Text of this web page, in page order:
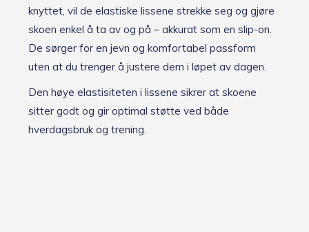
knyttet, vil de elastiske lissene strekke seg og gjøre
skoen enkel å ta av og på – akkurat som en slip-on.
De sørger for en jevn og komfortabel passform
uten at du trenger å justere dem i løpet av dagen.
Den høye elastisiteten i lissene sikrer at skoene
sitter godt og gir optimal støtte ved både
hverdagsbruk og trening.